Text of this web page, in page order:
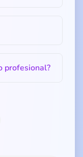
profesional?